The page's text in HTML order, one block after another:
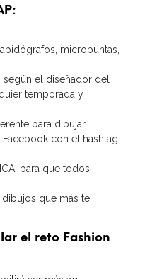
:
micropuntas,
según el diseñador del
temporada y
para dibujar
con el hashtag
para que todos
que más te
el reto Fashion